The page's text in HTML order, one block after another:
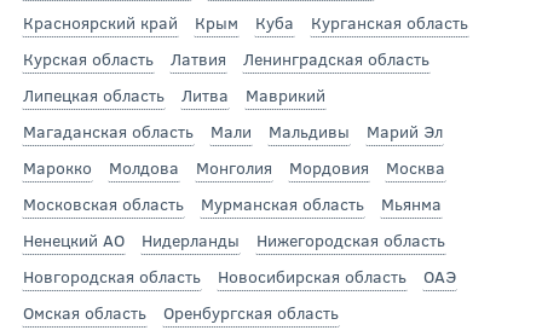
Красноярский край
Крым Куба
Курганская область
Курская область
Латвия
Ленинградская область
Липецкая область
Литва
Маврикий
Магаданская область
Мали Мальдивы
Марий Эл
Марокко
Молдова Монголия Мордовия
Москва
Московская область
Мурманская область
Мьянма
Ненецкий АО
Нидерланды
Нижегородская область
Новгородская область
Новосибирская область
ОАЭ
Омская область
Оренбургская область